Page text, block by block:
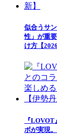
似合うサ
性」が重
け方【
『
ボが実現